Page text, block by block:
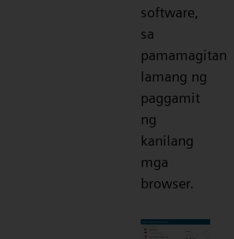
software,
sa
pamamagitan
lamang ng
paggamit
ng
kanilang
mga
browser.